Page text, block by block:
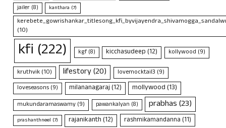
jailer (8) kanthara (7)
(10)
kfi (222) kgf(8) kicchasudeep(12) kollywood (9)
kruthvik(10) lifestory(20) lovemocktail3 (9)
loveseasons (9) milananagaraj(12) mollywood(13)
mukundaramaswamy (9) pawankalyan (8) prabhas(23)
prashanthneel (7) rajanikanth(12) rashmikamandanna(11)